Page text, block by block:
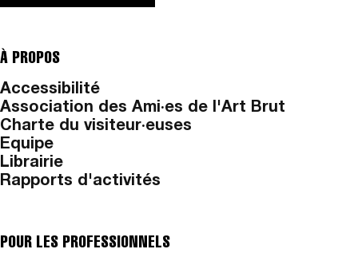
À PROPOS
Accessibilité
Association des Ami·es de l'Art Brut
Charte du visiteur·euses
Equipe
Librairie
Rapports d'activités
POUR LES PROFESSIONNELS